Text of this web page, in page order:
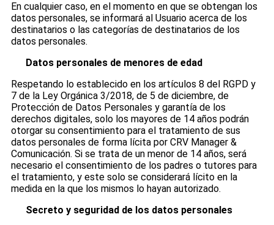
En cualquier caso, en el momento en que se obtengan los
datos personales, se informará al Usuario acerca de los
destinatarios o las categorías de destinatarios de los
datos personales.
Datos personales de menores de edad
Respetando lo establecido en los artículos 8 del RGPD y
7 de la Ley Orgánica 3/2018, de 5 de diciembre, de
Protección de Datos Personales y garantía de los
derechos digitales, solo los mayores de 14 años podrán
otorgar su consentimiento para el tratamiento de sus
datos personales de forma lícita por CRV Manager &
Comunicación. Si se trata de un menor de 14 años, será
necesario el consentimiento de los padres o tutores para
el tratamiento, y este solo se considerará lícito en la
medida en la que los mismos lo hayan autorizado.
Secreto y seguridad de los datos personales